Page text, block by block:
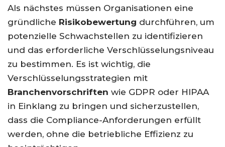
Als nächstes müssen Organisationen eine
gründliche Risikobewertung durchführen, um
potenzielle Schwachstellen zu identifizieren
und das erforderliche Verschlüsselungsniveau
zu bestimmen. Es ist wichtig, die
Verschlüsselungsstrategien mit
Branchenvorschriften wie GDPR oder HIPAA
in Einklang zu bringen und sicherzustellen,
dass die Compliance-Anforderungen erfüllt
werden, ohne die betriebliche Effizienz zu